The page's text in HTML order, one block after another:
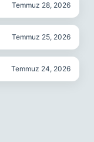
Temmuz 28, 2026
Temmuz 25, 2026
Temmuz 24, 2026